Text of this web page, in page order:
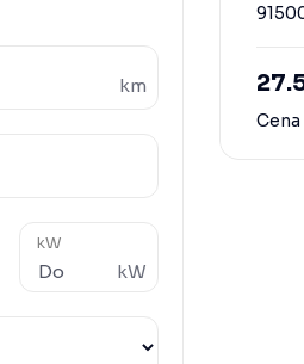
km
kW
kW
Cena